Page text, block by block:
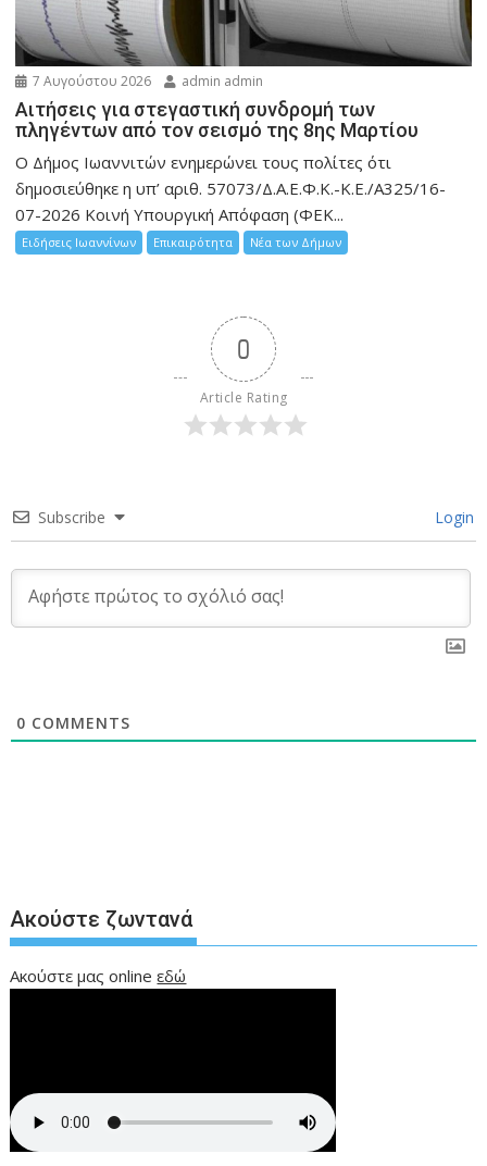
7 Αυγούστου 2026 admin admin
Αιτήσεις για στεγαστική συνδρομή των
πληγέντων από τον σεισμό της 8ης Μαρτίου
Ο Δήμος Ιωαννιτών ενημερώνει τους πολίτες ότι
δημοσιεύθηκε η υπ’ αριθ. 57073/Δ.Α.Ε.Φ.Κ.-Κ.Ε./Α325/16-
07-2026 Κοινή Υπουργική Απόφαση (ΦΕΚ...
Ειδήσεις Ιωαννίνων Επικαιρότητα Νέα των Δήμων
0
Article Rating
Subscribe Login
0 COMMENTS
Ακούστε ζωντανά
Ακούστε μας onlineεδώ